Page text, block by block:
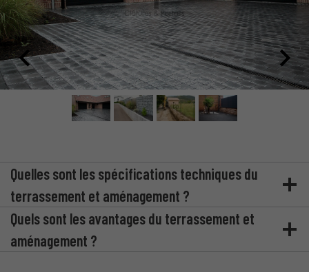
Quelles sont les spécifications techniques du
terrassement et aménagement ?
Quels sont les avantages du terrassement et
aménagement ?